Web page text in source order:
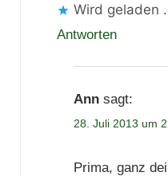
Wird geladen
Antworten
Ann sagt:
28. Juli 2013 um
Prima, ganz